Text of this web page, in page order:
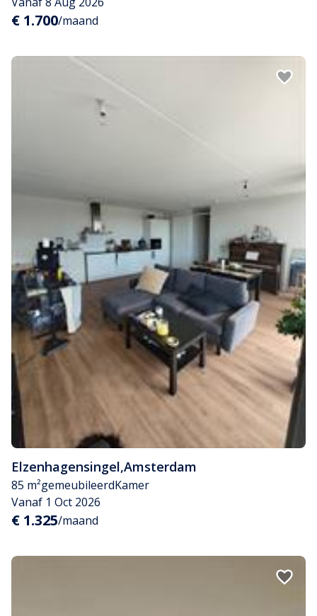
€ 1.700/maand
Elzenhagensingel,Amsterdam
85 m²gemeubileerdKamer
Vanaf 1 Oct 2026
€ 1.325/maand